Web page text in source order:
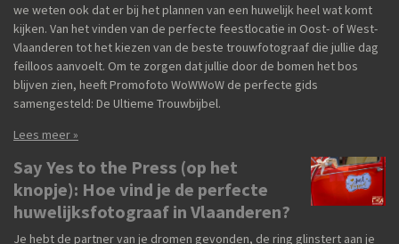
we weten ook dat er bij het plannen van een huwelijk heel wat komt
kijken. Van het vinden van de perfecte feestlocatie in Oost- of West-
Vlaanderen tot het kiezen van de beste trouwfotograaf die jullie dag
feilloos aanvoelt. Om te zorgen dat jullie door de bomen het bos
blijven zien, heeft Promofoto WoWWoW de perfecte gids
samengesteld: De Ultieme Trouwbijbel.
Lees meer »
Say Yes to the Press (op het
knopje): Hoe vind je de perfecte
huwelijksfotograaf in Vlaanderen?
Je hebt de partner van je dromen gevonden, de ring glinstert aan je